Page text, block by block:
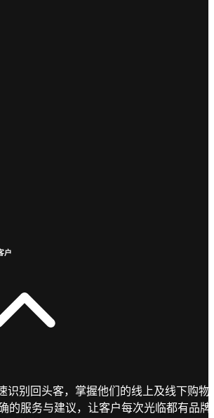
户
识别回头客，掌握他们的线上及线下购物
的服务与建议，让客户每次光临都有品牌